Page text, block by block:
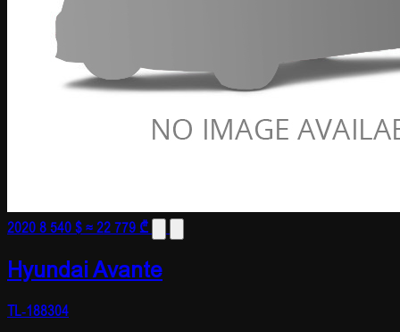
20208 540 $≈ 22 779 ₾
Hyundai Avante
TL-188304